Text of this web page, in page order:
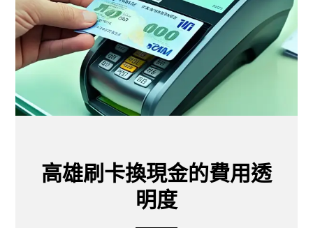
高雄刷卡換現金的費用透
明度